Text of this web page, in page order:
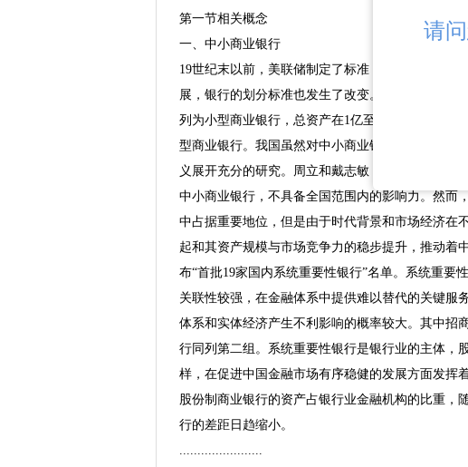
第一节相关概念
一、中小商业银行
19世纪末以前，美联储制定了标准，将资产总量在
展，银行的划分标准也发生了改变。按照美国一些
列为小型商业银行，总资产在1亿至10亿美元之间
型商业银行。我国虽然对中小商业银行没有统划分
义展开充分的研究。周立和戴志敏（2003）通过调
中小商业银行，不具备全国范围内的影响力。然而
中占据重要地位，但是由于时代背景和市场经济在
起和其资产规模与市场竞争力的稳步提升，推动着
布“首批19家国内系统重要性银行”名单。系统重要
关联性较强，在金融体系中提供难以替代的关键服
体系和实体经济产生不利影响的概率较大。其中招
行同列第二组。系统重要性银行是银行业的主体，
样，在促进中国金融市场有序稳健的发展方面发挥
股份制商业银行的资产占银行业金融机构的比重，
行的差距日趋缩小。
.......................
请